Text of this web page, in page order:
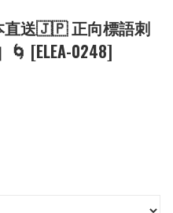
直送🇯🇵 正向標語刺
[ELEA-0248]